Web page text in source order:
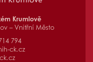
Krumlově
– Vnitřní Město
794
ck.cz